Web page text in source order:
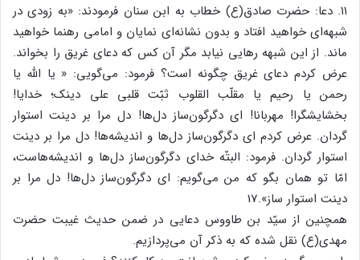
۱۱. دعا: حضرت صادق(ع) خطاب به ابن سنان فرمودند: «به زودی در
شبهه‌ای خواهید افتاد و بدون نشانه‌ای نمایان و امامی رهنما خواهید
ماند. از این شبهه رهایی نیابد مگر آن کس که دعای غریق را بخواند.
عرض کردم دعای غریق چگونه است؟ فرمود: می‌گویی: « یا الله یا
رحمن یا رحیم یا مقلّب القلوب ثبّت قلبی علی دینک؛ خدایا!
بخشایشگرا! مهربانا! ای دگرگون‌ساز دل‌ها! دل مرا بر دینت استوار
گردان. عرض کردم ای دگرگون‌ساز دل‌ها و اندیشه‌ها! دل مرا بر دینت
استوار گردان. فرمود: البتّه خدای دگرگون‌ساز دل‌ها و اندیشه‌هاست،
امّا تو همان بگو که من می‌گویم: ای دگرگون‌ساز دل‌ها! دل مرا بر
دینت استوار ساز».17
همچنین از سیّد بن طاووس دعایی در ضمن حدیث غیبت حضرت
مهدی(ع) نقل شده که به ذکر آن می‌پردازیم.